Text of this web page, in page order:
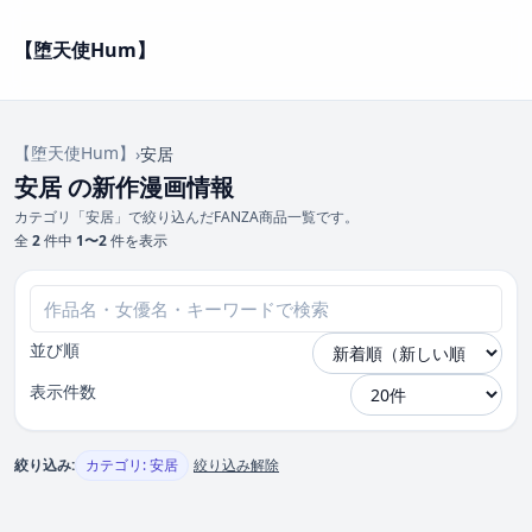
【堕天使Hum】
【堕天使Hum】 ›安居
安居 の新作漫画情報
カテゴリ「安居」で絞り込んだFANZA商品一覧です。
全 2件中 1〜2件を表示
並び順
表示件数
絞り込み: カテゴリ: 安居 絞り込み解除